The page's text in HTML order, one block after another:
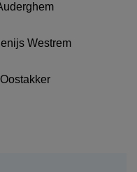
Westrem